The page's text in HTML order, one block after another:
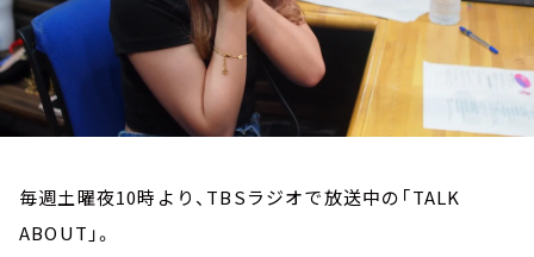
毎週土曜夜10時より、TBSラジオで放送中の「TALK
ABOUT」。